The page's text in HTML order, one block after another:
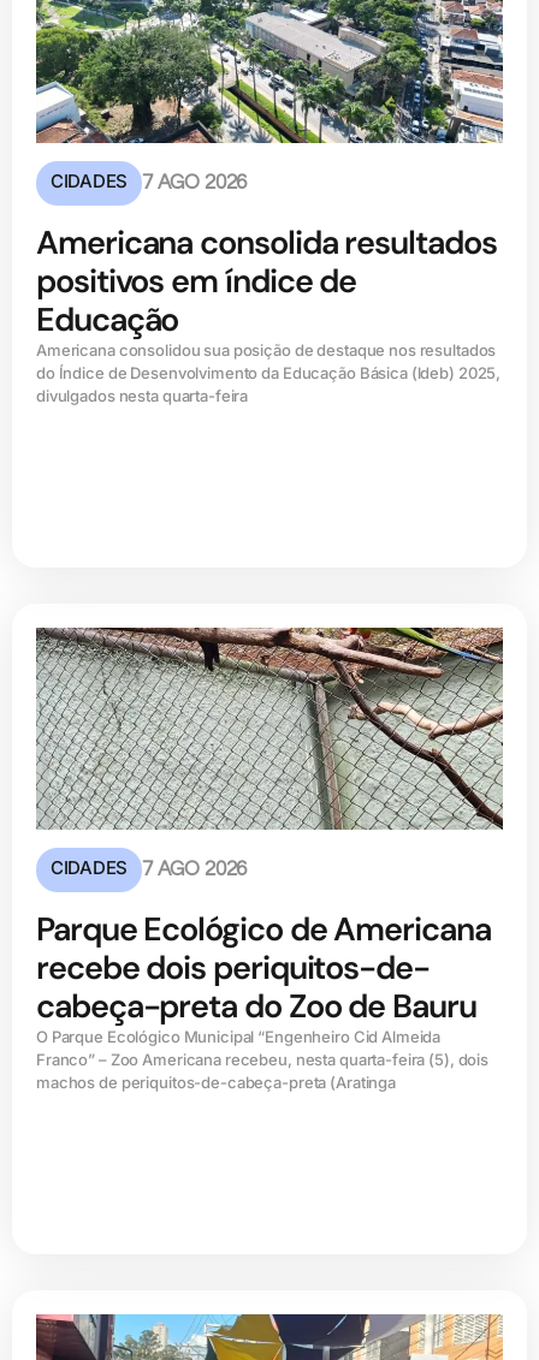
CIDADES 7 AGO 2026
Americana consolida resultados
positivos em índice de
Educação
Americana consolidou sua posição de destaque nos resultados
do Índice de Desenvolvimento da Educação Básica (ldeb) 2025,
divulgados nesta quarta-feira
CIDADES 7 AGO 2026
Parque Ecológico de Americana
recebe dois periquitos-de-
cabeça-preta do Zoo de Bauru
O Parque Ecológico Municipal “Engenheiro Cid Almeida
Franco” – Zoo Americana recebeu, nesta quarta-feira (5), dois
machos de periquitos-de-cabeça-preta (Aratinga